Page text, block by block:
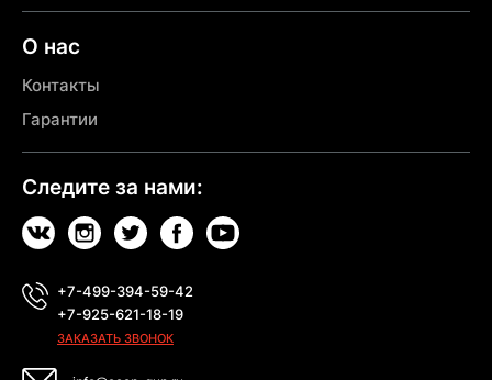
О нас
Контакты
Гарантии
Следите за нами:
+7-499-394-59-42
+7-925-621-18-19
ЗАКАЗАТЬ ЗВОНОК